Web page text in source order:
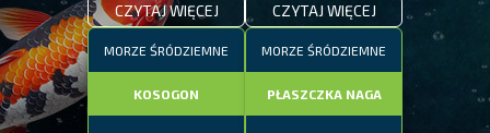
CZYTAJ WIĘCEJ CZYTAJ WIĘCEJ
MORZE ŚRÓDZIEMNE
KOSOGON
MORZE ŚRÓDZIEMNE
PŁASZCZKA NAGA